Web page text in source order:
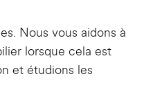
Nous vous aidons à
lorsque cela est
et étudions les